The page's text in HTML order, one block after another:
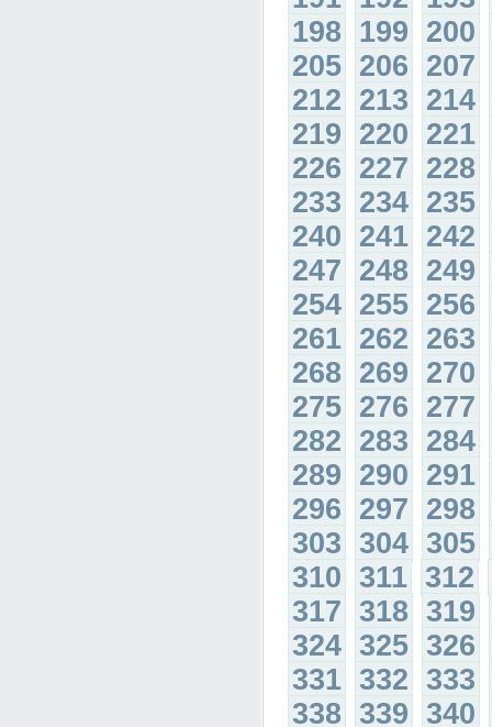
198 199 200
205 206 207
212 213 214
219 220 221
226 227 228
233 234 235
240 241 242
247 248 249
254 255 256
261 262 263
268 269 270
275 276 277
282 283 284
289 290 291
296 297 298
303 304 305
310 311 312
317 318 319
324 325 326
331 332 333
338 339 340